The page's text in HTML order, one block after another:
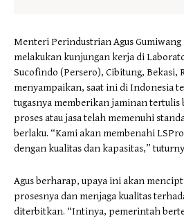
Menteri Perindustrian Agus Gumiwang
melakukan kunjungan kerja di
Sucofindo (Persero), Cibitung, Bekasi,
menyampaikan, saat ini di Indonesia
tugasnya memberikan jaminan tertulis
proses atau jasa telah memenuhi
berlaku. “Kami akan membenahi
dengan kualitas dan kapasitas,”
Agus berharap, upaya ini akan
prosesnya dan menjaga kualitas
diterbitkan. “Intinya, pemerintah